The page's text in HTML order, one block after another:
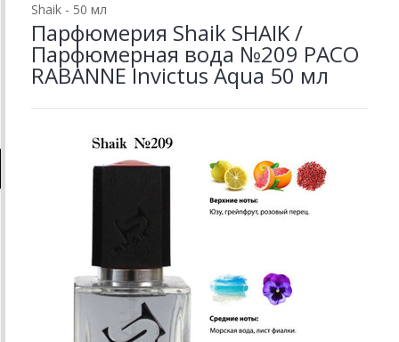
Shaik - 50 мл
Парфюмерия Shaik SHAIK /
Парфюмерная вода №209 PACO
RABANNE Invictus Aqua 50 мл